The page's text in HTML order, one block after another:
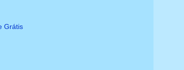
Grátis